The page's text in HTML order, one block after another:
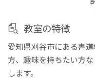
教室の特徴
愛知県刈谷市にある書
方、趣味を持ちたい方
します。